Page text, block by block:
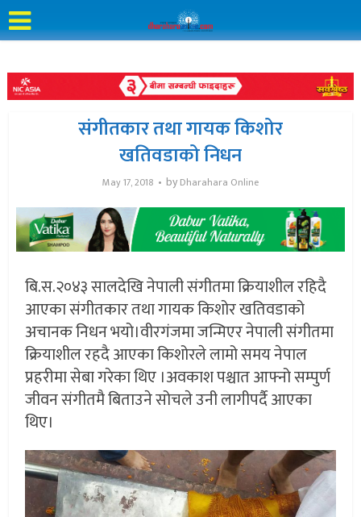
संगीतकार तथा गायक किशोर
खतिवडाको निधन
May 17, 2018 by Dharahara Online
बि.स.२०४३ सालदेखि नेपाली संगीतमा क्रियाशील रहिदै
आएका संगीतकार तथा गायक किशोर खतिवडाको
अचानक निधन भयो।वीरगंजमा जन्मिएर नेपाली संगीतमा
क्रियाशील रहदै आएका किशोरले लामो समय नेपाल
प्रहरीमा सेबा गरेका थिए ।अवकाश पश्चात आफ्नो सम्पुर्ण
जीवन संगीतमै बिताउने सोचले उनी लागीपर्दै आएका
थिए।